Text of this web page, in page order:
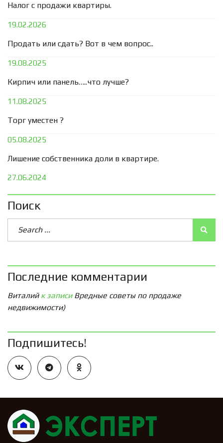
Налог с продажи квартиры.
19.02.2026
Продать или сдать? Вот в чем вопрос..
19.08.2025
Кирпич или панель…..что лучше?
11.08.2025
Торг уместен ?
05.08.2025
Лишение собственника доли в квартире.
27.06.2024
Поиск
Последние комментарии
Виталийк записи Вредные советы по продаже
недвижимости)
Подпишитесь!